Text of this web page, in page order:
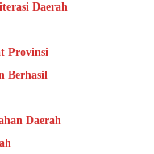
Daerah
Provinsi
Berhasil
Daerah